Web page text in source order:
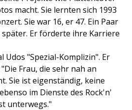
macht. Sie lernten sich 1993
Sie war 16, er 47. Ein Paar
Er förderte ihre Karriere
Udos "Spezial-Komplizin". Er
Frau, die sehr nah an
Sie ist eigenständig, keine
im Dienste des Rock'n'
unterwegs."